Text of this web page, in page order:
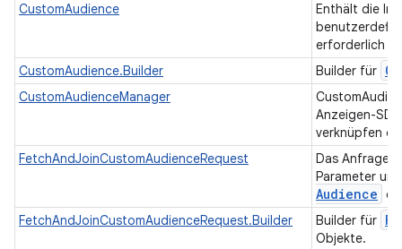
CustomAudience
Enthält die
erforderlich
CustomAudience.Builder
Builder für
CustomAudienceManager
Anzeigen-
verknüpfen
FetchAndJoinCustomAudienceRequest
Das
Parameter
Audience
FetchAndJoinCustomAudienceRequest.Builder
Builder für
Objekte.